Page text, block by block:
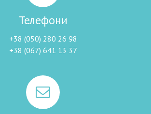
Телефони
+38 (050) 280 26 98
+38 (067) 641 13 37